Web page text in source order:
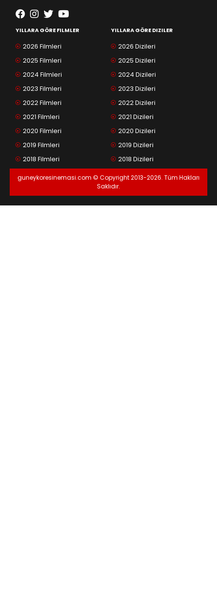
YILLARA GÖRE FILMLER
2026 Filmleri
2025 Filmleri
2024 Filmleri
2023 Filmleri
2022 Filmleri
2021 Filmleri
2020 Filmleri
2019 Filmleri
2018 Filmleri
YILLARA GÖRE DIZILER
2026 Dizileri
2025 Dizileri
2024 Dizileri
2023 Dizileri
2022 Dizileri
2021 Dizileri
2020 Dizileri
2019 Dizileri
2018 Dizileri
guneykoresinemasi.com © Copyright 2013-2026. Tüm Hakları
Saklıdır.